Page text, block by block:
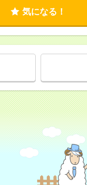
気になる！